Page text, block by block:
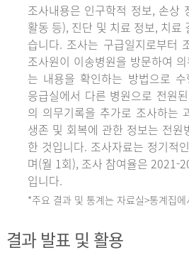
조사내용은 인구학적 정보, 손상
활동 등), 진단 및 치료 정보, 치료
습니다. 조사는 구급일지로부터
조사원이 이송병원을 방문하여
는 내용을 확인하는 방법으로
응급실에서 다른 병원으로 전원
의 의무기록을 추가로 조사하는
생존 및 회복에 관한 정보는 전원
한 것입니다. 조사자료는 정기적
며(월 1회), 조사 참여율은 2021-
입니다.
*주요 결과 및 통계는 자료실>통계집
결과 발표 및 활용